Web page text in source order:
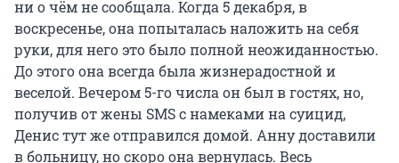
ни о чём не сообщала. Когда 5 декабря, в
воскресенье, она попыталась наложить на себя
руки, для него это было полной неожиданностью.
До этого она всегда была жизнерадостной и
веселой. Вечером 5-го числа он был в гостях, но,
получив от жены SMS с намеками на суицид,
Денис тут же отправился домой. Анну доставили
в больницу, но скоро она вернулась. Весь